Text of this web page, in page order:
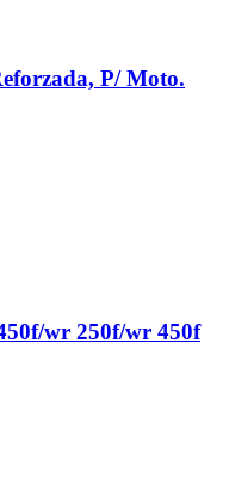
P/ Moto.
wr 250f/wr 450f